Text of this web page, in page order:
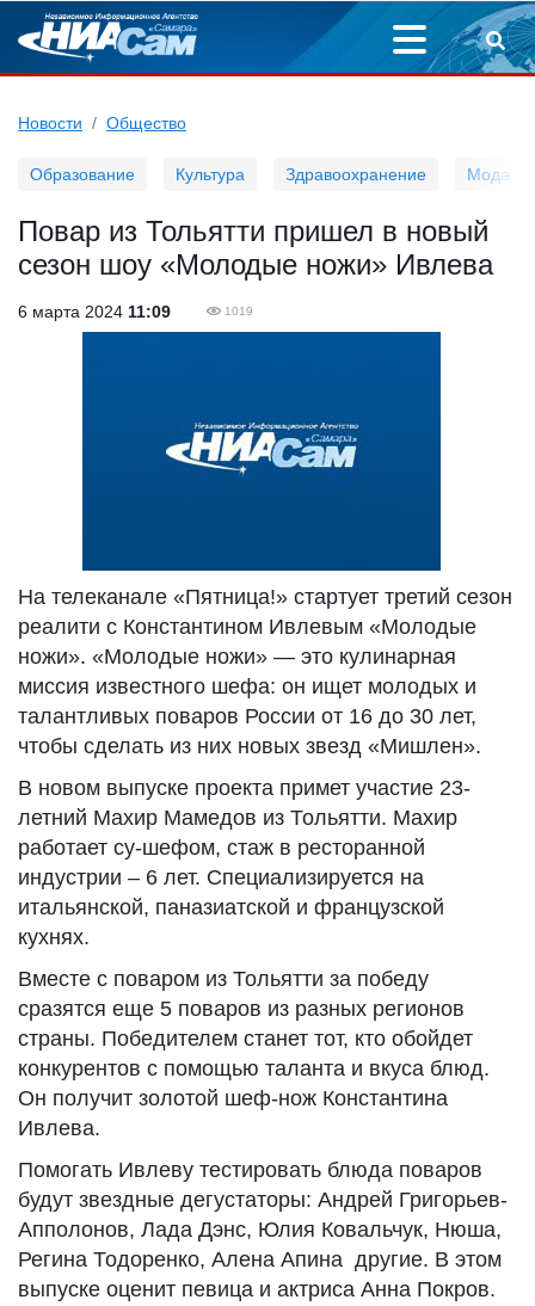
Новости Общество
Образование Культура Здравоохранение Мода
Повар из Тольятти пришел в новый
сезон шоу «Молодые ножи» Ивлева
6 марта 2024 11:09 1019
На телеканале «Пятница!» стартует третий сезон
реалити с Константином Ивлевым «Молодые
ножи». «Молодые ножи» — это кулинарная
миссия известного шефа: он ищет молодых и
талантливых поваров России от 16 до 30 лет,
чтобы сделать из них новых звезд «Мишлен».
В новом выпуске проекта примет участие 23-
летний Махир Мамедов из Тольятти. Махир
работает су-шефом, стаж в ресторанной
индустрии – 6 лет. Специализируется на
итальянской, паназиатской и французской
кухнях.
Вместе с поваром из Тольятти за победу
сразятся еще 5 поваров из разных регионов
страны. Победителем станет тот, кто обойдет
конкурентов с помощью таланта и вкуса блюд.
Он получит золотой шеф-нож Константина
Ивлева.
Помогать Ивлеву тестировать блюда поваров
будут звездные дегустаторы: Андрей Григорьев-
Апполонов, Лада Дэнс, Юлия Ковальчук, Нюша,
Регина Тодоренко, Алена Апина другие. В этом
выпуске оценит певица и актриса Анна Покров.